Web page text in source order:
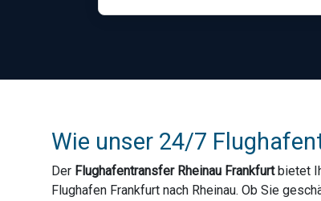
Wie unser 24/7
Der Flughafentransfer Rheinau Frankfurtbietet
Flughafen Frankfurt nach Rheinau. Ob Sie